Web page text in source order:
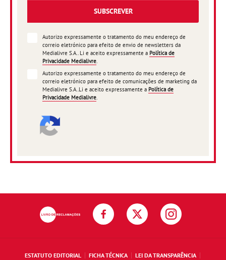
SUBSCREVER
Autorizo expressamente o tratamento do meu endereço de
correio eletrónico para efeito de envio de newsletters da
Medialivre S.A.. Li e aceito expressamente a Política de
Privacidade Medialivre.
Autorizo expressamente o tratamento do meu endereço de
correio eletrónico para efeito de comunicações de marketing da
Medialivre S.A..Li e aceito expressamente a Política de
Privacidade Medialivre.
ESTATUTO EDITORIAL FICHA TÉCNICA LEI DA TRANSPARÊNCIA